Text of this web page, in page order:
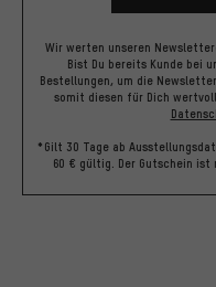
Wir werten unseren
Bist Du bereits Kunde bei
Bestellungen, um die
somit diesen für Dich
*Gilt 30 Tage ab
60 € gültig. Der Gutschein